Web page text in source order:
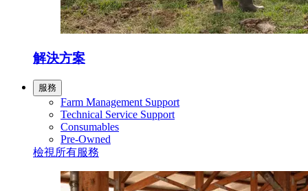
解決方案
服務
Farm Management Support
Technical Service Support
Consumables
Pre-Owned
檢視所有服務